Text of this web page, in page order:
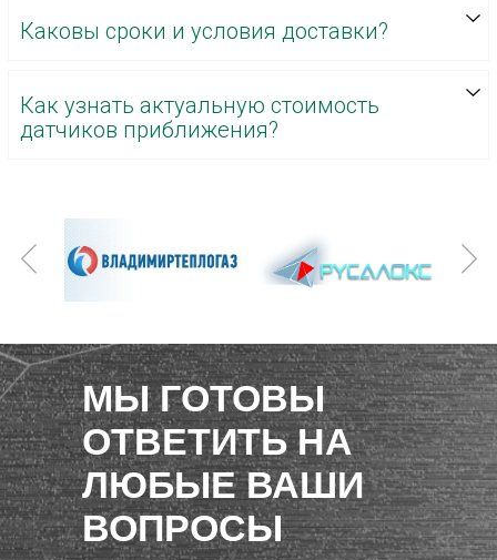
Каковы сроки и условия доставки?
Как узнать актуальную стоимость
датчиков приближения?
МЫ ГОТОВЫ
ОТВЕТИТЬ НА
ЛЮБЫЕ ВАШИ
ВОПРОСЫ